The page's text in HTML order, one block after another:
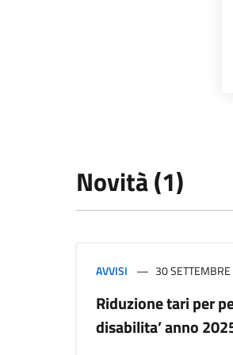
Novità (1)
AVVISI 30
Riduzione tari per
disabilita’ anno